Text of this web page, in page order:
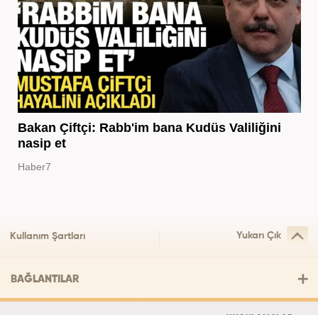
Bakan Çiftçi: Rabb'im bana Kudüs Valiliğini
nasip et
Haber7
Kullanım Şartları Yukarı Çık
BAĞLANTILAR